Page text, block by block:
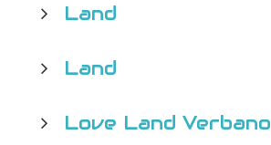
Land
Land
Love Land Verbano